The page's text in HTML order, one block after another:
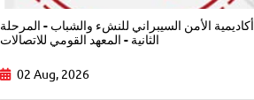
أكاديمية الأمن السيبراني للنشء والشباب - المرحلة
الثانية - المعهد القومي للاتصالات
02 Aug, 2026